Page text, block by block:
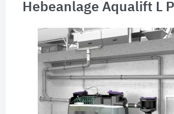
Hebeanlage Aqualift L